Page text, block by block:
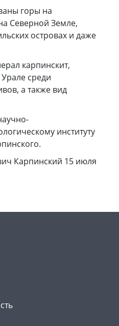
горы на
Северной Земле,
островах и даже
карпинскит,
среди
а также вид
институту
Карпинский 15 июля